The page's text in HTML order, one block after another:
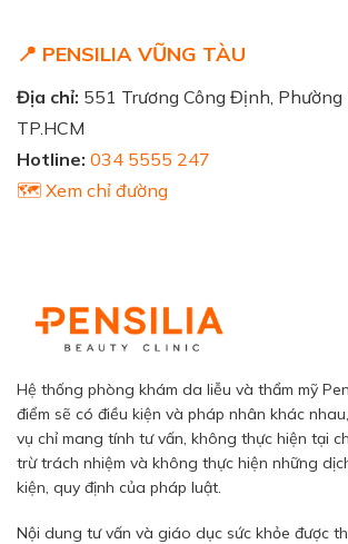
📍 PENSILIA VŨNG TÀU
Địa chỉ: 551 Trương Công Định, Phường
TP.HCM
Hotline: 034 5555 247
🗺️ Xem chỉ đường
Hệ thống phòng khám da liễu và thẩm mỹ
điểm sẽ có điều kiện và pháp nhân khác
vụ chỉ mang tính tư vấn, không thực hiện tại
trừ trách nhiệm và không thực hiện những
kiện, quy định của pháp luật.
Nội dung tư vấn và giáo dục sức khỏe được